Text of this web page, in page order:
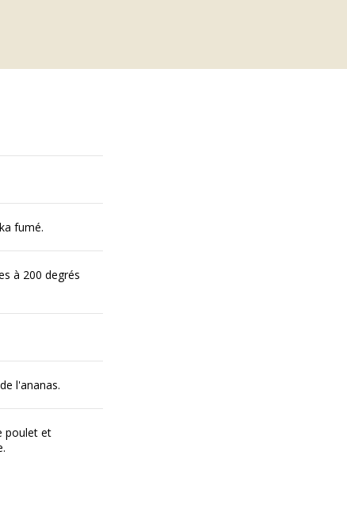
fumé.
à 200 degrés
l'ananas.
poulet et